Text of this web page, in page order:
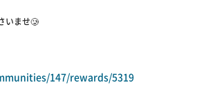
いませ🥲
147/rewards/5319